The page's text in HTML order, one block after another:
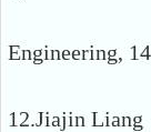
Engineering,
12.Jiajin Liang